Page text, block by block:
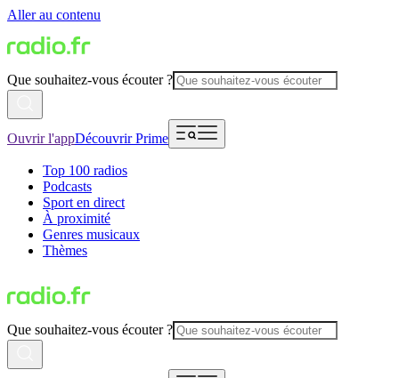
Aller au contenu
Que souhaitez-vous écouter ?
Ouvrir l'appDécouvrir Prime
Top 100 radios
Podcasts
Sport en direct
À proximité
Genres musicaux
Thèmes
Que souhaitez-vous écouter ?